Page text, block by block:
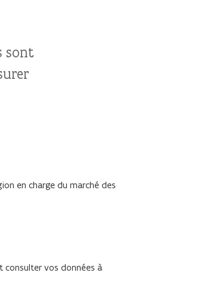
sont
en charge du marché des
consulter vos données à